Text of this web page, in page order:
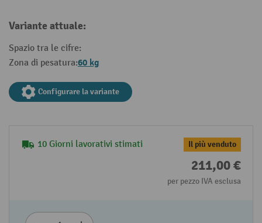
Variante attuale:
Spazio tra le cifre:
Zona di pesatura:60 kg
Configurare la variante
10 Giorni lavorativi stimati Il più venduto
211,00 €
per pezzo IVA esclusa